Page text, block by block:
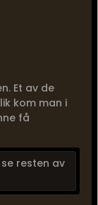
Et av de
kom man i
få
resten av